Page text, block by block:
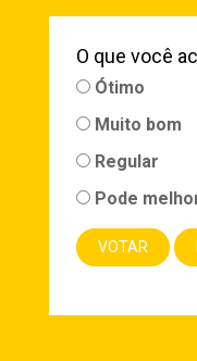
O que você
Ótimo
Muito bom
Regular
Pode